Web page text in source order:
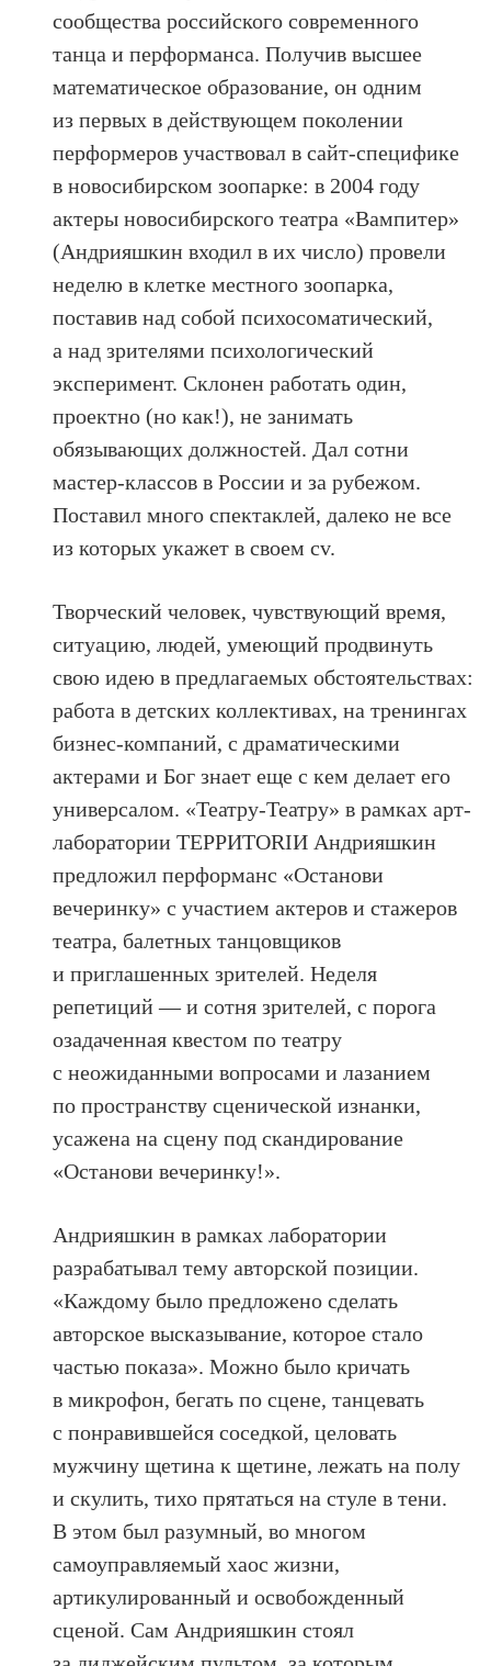
сообщества российского современного
танца и перформанса. Получив высшее
математическое образование, он одним
из первых в действующем поколении
перформеров участвовал в сайт-специфике
в новосибирском зоопарке: в 2004 году
актеры новосибирского театра «Вампитер»
(Андрияшкин входил в их число) провели
неделю в клетке местного зоопарка,
поставив над собой психосоматический,
а над зрителями психологический
эксперимент. Склонен работать один,
проектно (но как!), не занимать
обязывающих должностей. Дал сотни
мастер-классов в России и за рубежом.
Поставил много спектаклей, далеко не все
из которых укажет в своем cv.
Творческий человек, чувствующий время,
ситуацию, людей, умеющий продвинуть
свою идею в предлагаемых обстоятельствах:
работа в детских коллективах, на тренингах
бизнес-компаний, с драматическими
актерами и Бог знает еще с кем делает его
универсалом. «Театру-Театру» в рамках арт-
лаборатории ТЕРРИТОRIИ Андрияшкин
предложил перформанс «Останови
вечеринку» с участием актеров и стажеров
театра, балетных танцовщиков
и приглашенных зрителей. Неделя
репетиций — и сотня зрителей, с порога
озадаченная квестом по театру
с неожиданными вопросами и лазанием
по пространству сценической изнанки,
усажена на сцену под скандирование
«Останови вечеринку!».
Андрияшкин в рамках лаборатории
разрабатывал тему авторской позиции.
«Каждому было предложено сделать
авторское высказывание, которое стало
частью показа». Можно было кричать
в микрофон, бегать по сцене, танцевать
с понравившейся соседкой, целовать
мужчину щетина к щетине, лежать на полу
и скулить, тихо прятаться на стуле в тени.
В этом был разумный, во многом
самоуправляемый хаос жизни,
артикулированный и освобожденный
сценой. Сам Андрияшкин стоял